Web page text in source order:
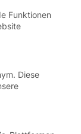
Funktionen
Diese